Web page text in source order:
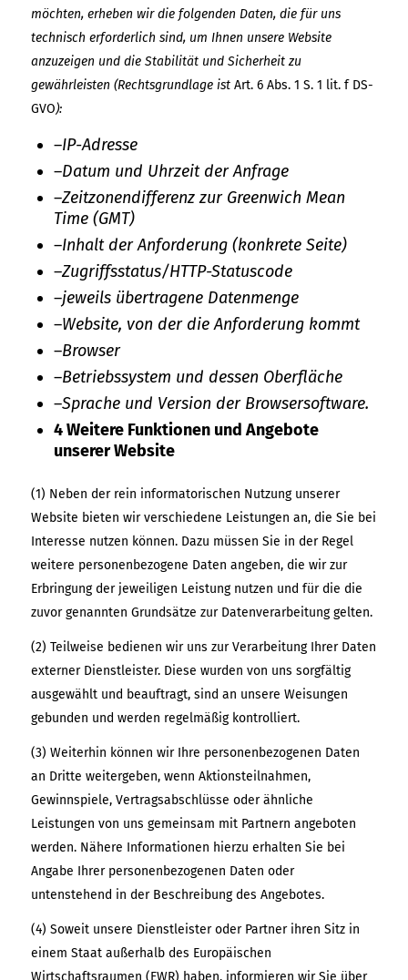
möchten, erheben wir die folgenden Daten, die für uns
technisch erforderlich sind, um Ihnen unsere Website
anzuzeigen und die Stabilität und Sicherheit zu
gewährleisten (Rechtsgrundlage ist Art. 6 Abs. 1 S. 1 lit. f DS-
GVO):
–IP-Adresse
–Datum und Uhrzeit der Anfrage
–Zeitzonendifferenz zur Greenwich Mean
Time (GMT)
–Inhalt der Anforderung (konkrete Seite)
–Zugriffsstatus/HTTP-Statuscode
–jeweils übertragene Datenmenge
–Website, von der die Anforderung kommt
–Browser
–Betriebssystem und dessen Oberfläche
–Sprache und Version der Browsersoftware.
4 Weitere Funktionen und Angebote
unserer Website
(1) Neben der rein informatorischen Nutzung unserer
Website bieten wir verschiedene Leistungen an, die Sie bei
Interesse nutzen können. Dazu müssen Sie in der Regel
weitere personenbezogene Daten angeben, die wir zur
Erbringung der jeweiligen Leistung nutzen und für die die
zuvor genannten Grundsätze zur Datenverarbeitung gelten.
(2) Teilweise bedienen wir uns zur Verarbeitung Ihrer Daten
externer Dienstleister. Diese wurden von uns sorgfältig
ausgewählt und beauftragt, sind an unsere Weisungen
gebunden und werden regelmäßig kontrolliert.
(3) Weiterhin können wir Ihre personenbezogenen Daten
an Dritte weitergeben, wenn Aktionsteilnahmen,
Gewinnspiele, Vertragsabschlüsse oder ähnliche
Leistungen von uns gemeinsam mit Partnern angeboten
werden. Nähere Informationen hierzu erhalten Sie bei
Angabe Ihrer personenbezogenen Daten oder
untenstehend in der Beschreibung des Angebotes.
(4) Soweit unsere Dienstleister oder Partner ihren Sitz in
einem Staat außerhalb des Europäischen
Wirtschaftsraumen (EWR) haben, informieren wir Sie über